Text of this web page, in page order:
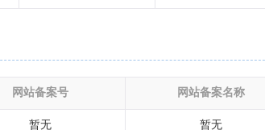
网站备案号 网站备案名称
暂无 暂无